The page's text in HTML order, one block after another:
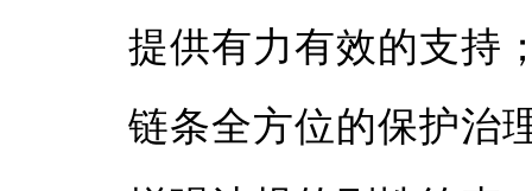
提供有力有效的支持
链条全方位的保护治